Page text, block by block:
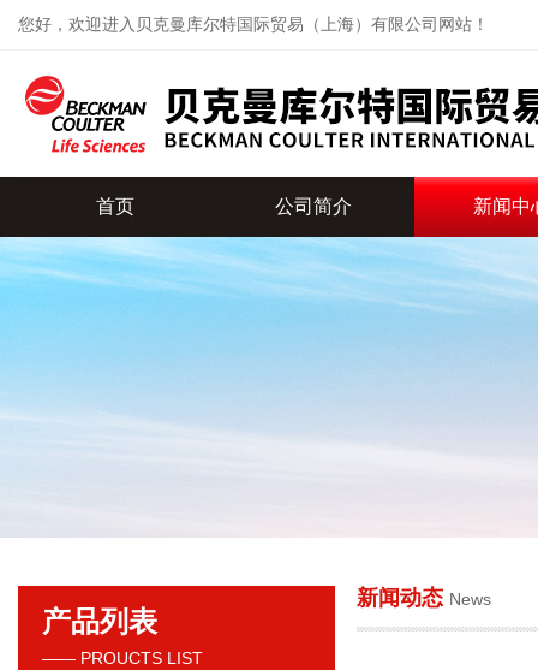
您好，欢迎进入贝克曼库尔特国际贸易（上海）有限公司网站！
贝克曼库尔特国际贸易（上海）有限公司
首页 公司简介 新闻中
产品列表
—— PROUCTS LIST
新闻动态 News